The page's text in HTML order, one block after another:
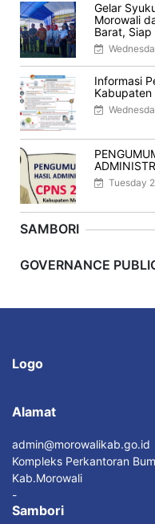
Gelar
Morowali
Barat, Siap
Informasi
Kabupaten
Tuesday
SAMBORI
Previous
GOVERNANCE
Logo
Alamat
admin@morowalikab.go.id
Kompleks Perkantoran
Kab.Morowali
-
Sambori